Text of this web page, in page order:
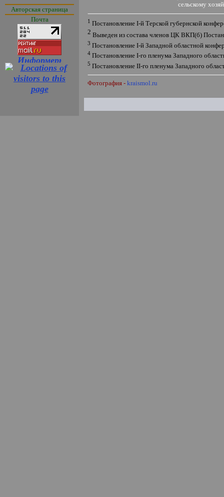
Авторская страница
Почта
сельскому
1 ПостановлениеI-й Терской губернской
2 Выведен из состава членов ЦК ВКП(б)
3 ПостановлениеI-й Западной областной
4 ПостановлениеI-го пленума Западного
5 ПостановлениеII-го пленума Западного
Фотография - kraismol.ru